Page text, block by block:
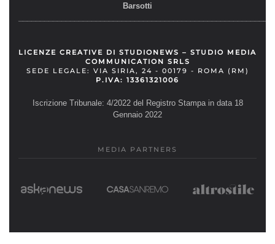
Barsotti
LICENZE CREATIVE DI STUDIONEWS – STUDIO MEDIA
COMMUNICATION SRLS
SEDE LEGALE: VIA SIRIA, 24 - 00179 - ROMA (RM)
P.IVA: 13361321006
Iscrizione Tribunale: 4/2022 del Registro Stampa in data 18
Gennaio 2022
MEDIA PARTNERS